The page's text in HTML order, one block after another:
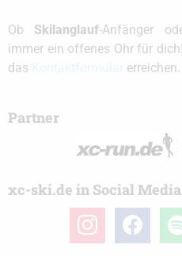
Ob Skilanglauf-Anfänger
immer ein offenes Ohr für
das
erreichen.
Partner
xc-ski.de in Social Media
instagramfacebook